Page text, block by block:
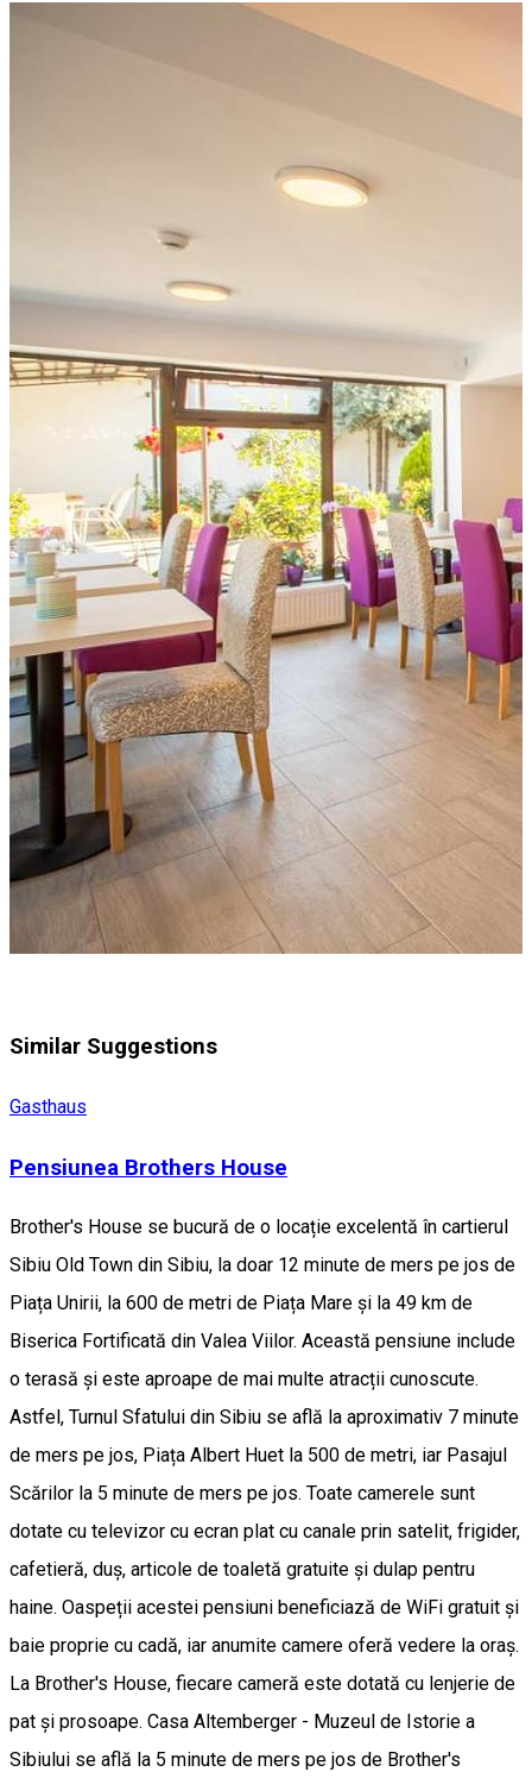
Similar Suggestions
Gasthaus
Pensiunea Brothers House
Brother's House se bucură de o locație excelentă în cartierul
Sibiu Old Town din Sibiu, la doar 12 minute de mers pe jos de
Piața Unirii, la 600 de metri de Piața Mare și la 49 km de
Biserica Fortificată din Valea Viilor. Această pensiune include
o terasă și este aproape de mai multe atracții cunoscute.
Astfel, Turnul Sfatului din Sibiu se află la aproximativ 7 minute
de mers pe jos, Piața Albert Huet la 500 de metri, iar Pasajul
Scărilor la 5 minute de mers pe jos. Toate camerele sunt
dotate cu televizor cu ecran plat cu canale prin satelit, frigider,
cafetieră, duș, articole de toaletă gratuite și dulap pentru
haine. Oaspeții acestei pensiuni beneficiază de WiFi gratuit și
baie proprie cu cadă, iar anumite camere oferă vedere la oraș.
La Brother's House, fiecare cameră este dotată cu lenjerie de
pat și prosoape. Casa Altemberger - Muzeul de Istorie a
Sibiului se află la 5 minute de mers pe jos de Brother's